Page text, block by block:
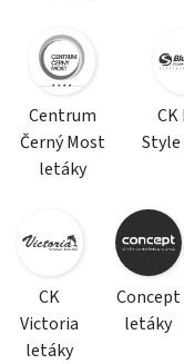
Centrum
Černý Most
letáky
CK
CK
Victoria
letáky
Concept
letáky